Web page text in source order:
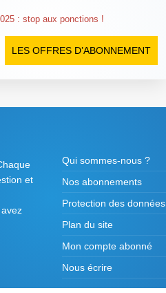
: stop aux ponctions !
LES OFFRES D’ABONNEMENT
et
Qui sommes-nous ?
Nos abonnements
Protection des données
Plan du site
Mon compte abonné
Nous écrire